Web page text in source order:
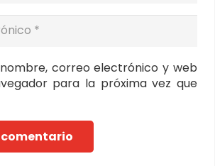
correo electrónico y web
para la próxima vez que
comentario